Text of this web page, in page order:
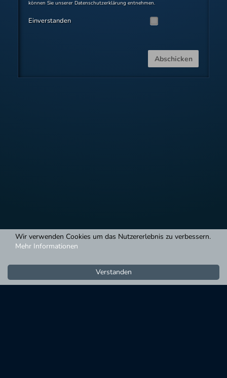
Verstanden
Wir verwenden Cookies um das Nutzererlebnis zu verbessern.
Mehr Informationen
können Sie unserer Datenschutzerklärung entnehmen.
Einverstanden